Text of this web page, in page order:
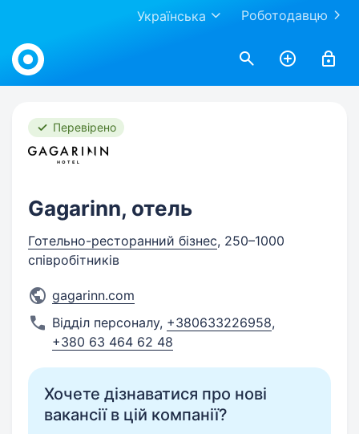
Роботодавцю
Українська
Work.ua
Перевірено
Gagarinn, отель
Готельно-ресторанний бізнес, 250–1000
співробітників
gagarinn.com
Відділ персоналу, +380633226958,
+380 63 464 62 48
Хочете дізнаватися про нові
вакансії в цій компанії?